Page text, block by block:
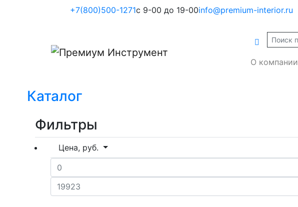
+7(800)500-1271с 9-00 до 19-00info@premium-interior.ru
О компании
Каталог
Фильтры
Цена, руб.